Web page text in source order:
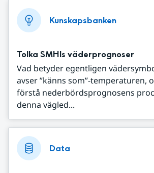
Kunskapsbanken
Tolka SMHIs väderprognoser
Vad betyder egentligen
avser ”känns som”-temperaturen,
förstå nederbördsprognosens
denna vägled...
Data